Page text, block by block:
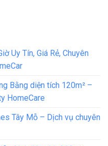
Uy Tín, Giá Rẻ, Chuyên
Bằng diện tích 120m² –
HomeCare
Tây Mỗ – Dịch vụ chuyên